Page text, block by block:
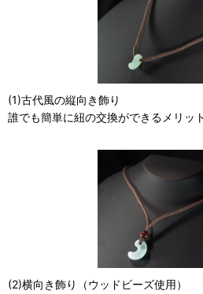
(1)古代風の縦向き飾り
誰でも簡単に紐の交換ができるメリッ
(2)横向き飾り（ウッドビーズ使用）